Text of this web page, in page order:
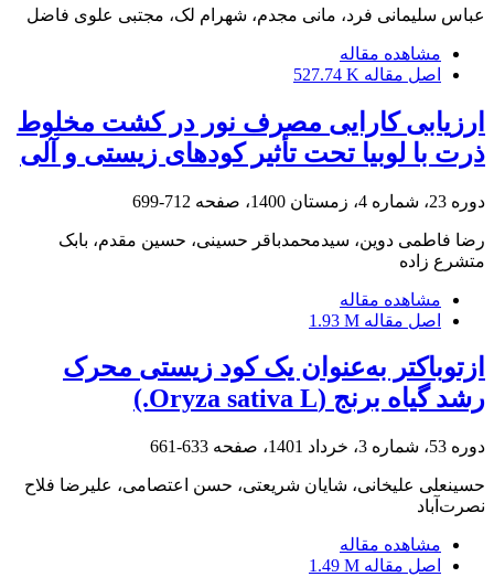
عباس سلیمانی فرد، مانی مجدم، شهرام لک، مجتبی علوی فاضل
مشاهده مقاله
اصل مقاله 527.74 K
ارزیابی کارایی مصرف نور در کشت مخلوط
ذرت با لوبیا تحت تأثیر کودهای زیستی و آلی
دوره 23، شماره 4، زمستان 1400، صفحه 712-699
رضا فاطمی دوین، سیدمحمدباقر حسینی، حسین مقدم، بابک
متشرع زاده
مشاهده مقاله
اصل مقاله 1.93 M
ازتوباکتر به‌عنوان یک کود زیستی محرک
رشد گیاه برنج (Oryza sativa L.)
دوره 53، شماره 3، خرداد 1401، صفحه 633-661
حسینعلی علیخانی، شایان شریعتی، حسن اعتصامی، علیرضا فلاح
نصرت‌آباد
مشاهده مقاله
اصل مقاله 1.49 M